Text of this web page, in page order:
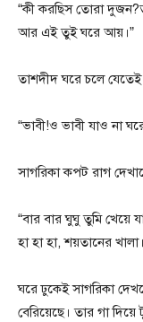
“কী করছিস তোরা
আর এই তুই ঘরে আয়।”
তাশদীদ ঘরে চলে
“ভাবী!ও ভাবী যাও না
সাগরিকা কপট রাগ
“বার বার ঘুঘু তুমি খেয়ে
হা হা হা, শয়তানের
ঘরে ঢুকেই সাগরিকা
বেরিয়েছে। তার গা